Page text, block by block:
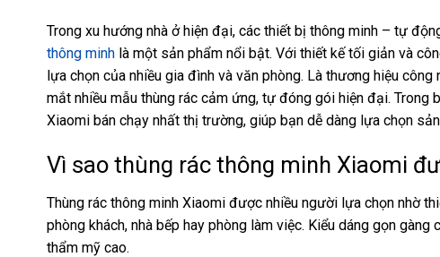
Trong xu hướng nhà ở hiện đại, các thiết bị thông minh – tự
thông minh là một sản phẩm nổi bật. Với thiết kế tối giản và
lựa chọn của nhiều gia đình và văn phòng. Là thương hiệu
mắt nhiều mẫu thùng rác cảm ứng, tự đóng gói hiện đại. Trong
Xiaomi bán chạy nhất thị trường, giúp bạn dễ dàng lựa chọn
Vì sao thùng rác thông minh Xiaomi
Thùng rác thông minh Xiaomi được nhiều người lựa chọn nhờ
phòng khách, nhà bếp hay phòng làm việc. Kiểu dáng gọn
thẩm mỹ cao.